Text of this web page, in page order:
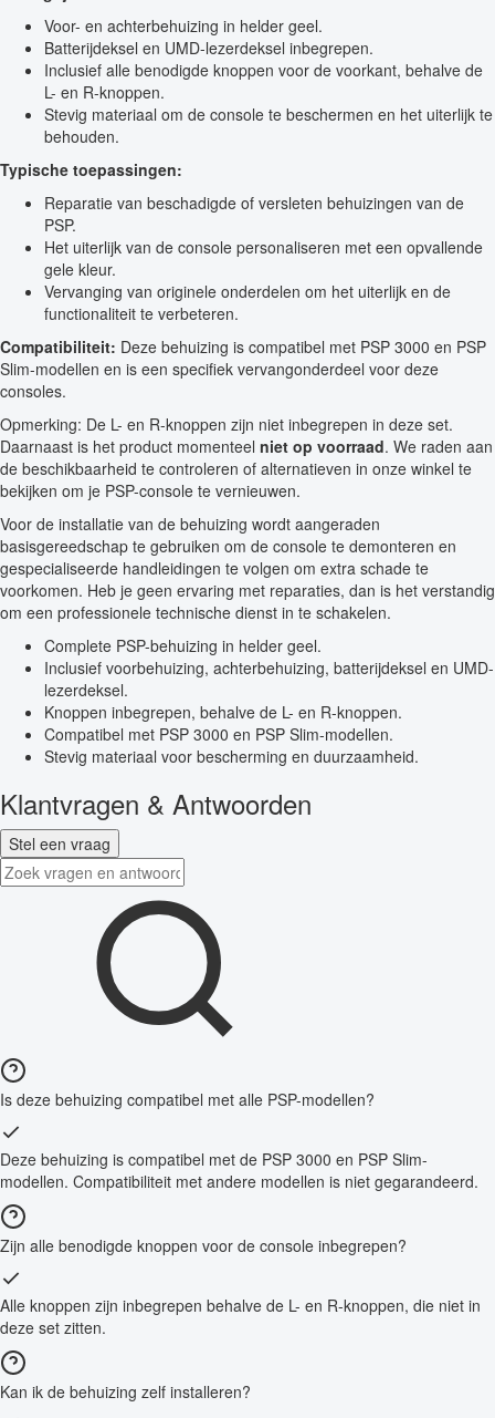
Voor- en achterbehuizing in helder geel.
Batterijdeksel en UMD-lezerdeksel inbegrepen.
Inclusief alle benodigde knoppen voor de voorkant, behalve de
L- en R-knoppen.
Stevig materiaal om de console te beschermen en het uiterlijk te
behouden.
Typische toepassingen:
Reparatie van beschadigde of versleten behuizingen van de
PSP.
Het uiterlijk van de console personaliseren met een opvallende
gele kleur.
Vervanging van originele onderdelen om het uiterlijk en de
functionaliteit te verbeteren.
Compatibiliteit: Deze behuizing is compatibel met PSP 3000 en PSP
Slim-modellen en is een specifiek vervangonderdeel voor deze
consoles.
Opmerking: De L- en R-knoppen zijn niet inbegrepen in deze set.
Daarnaast is het product momenteel niet op voorraad. We raden aan
de beschikbaarheid te controleren of alternatieven in onze winkel te
bekijken om je PSP-console te vernieuwen.
Voor de installatie van de behuizing wordt aangeraden
basisgereedschap te gebruiken om de console te demonteren en
gespecialiseerde handleidingen te volgen om extra schade te
voorkomen. Heb je geen ervaring met reparaties, dan is het verstandig
om een professionele technische dienst in te schakelen.
Complete PSP-behuizing in helder geel.
Inclusief voorbehuizing, achterbehuizing, batterijdeksel en UMD-
lezerdeksel.
Knoppen inbegrepen, behalve de L- en R-knoppen.
Compatibel met PSP 3000 en PSP Slim-modellen.
Stevig materiaal voor bescherming en duurzaamheid.
Klantvragen & Antwoorden
Stel een vraag
Is deze behuizing compatibel met alle PSP-modellen?
Deze behuizing is compatibel met de PSP 3000 en PSP Slim-
modellen. Compatibiliteit met andere modellen is niet gegarandeerd.
Zijn alle benodigde knoppen voor de console inbegrepen?
Alle knoppen zijn inbegrepen behalve de L- en R-knoppen, die niet in
deze set zitten.
Kan ik de behuizing zelf installeren?